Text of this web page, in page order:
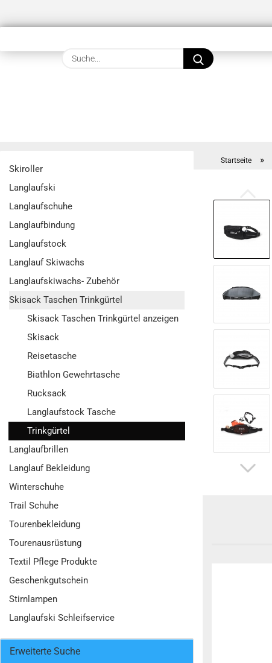
Suche...
Startseite »
Skiroller
Langlaufski
Langlaufschuhe
Langlaufbindung
Langlaufstock
Langlauf Skiwachs
Langlaufskiwachs- Zubehör
Skisack Taschen Trinkgürtel
Skisack Taschen Trinkgürtel anzeigen
Skisack
Reisetasche
Biathlon Gewehrtasche
Rucksack
Langlaufstock Tasche
Trinkgürtel
Langlaufbrillen
Langlauf Bekleidung
Winterschuhe
Trail Schuhe
Tourenbekleidung
Tourenausrüstung
Textil Pflege Produkte
Geschenkgutschein
Stirnlampen
Langlaufski Schleifservice
Erweiterte Suche